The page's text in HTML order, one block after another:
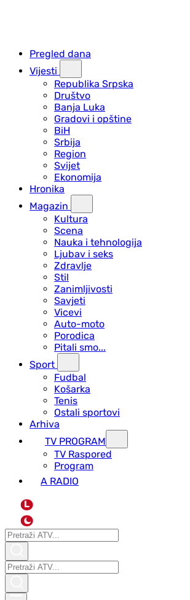
Pregled dana
Vijesti
Republika Srpska
Društvo
Banja Luka
Gradovi i opštine
BiH
Srbija
Region
Svijet
Ekonomija
Hronika
Magazin
Kultura
Scena
Nauka i tehnologija
Ljubav i seks
Zdravlje
Stil
Zanimljivosti
Savjeti
Vicevi
Auto-moto
Porodica
Pitali smo...
Sport
Fudbal
Košarka
Tenis
Ostali sportovi
Arhiva
TV PROGRAM
ТV Raspored
Program
A RADIO
L